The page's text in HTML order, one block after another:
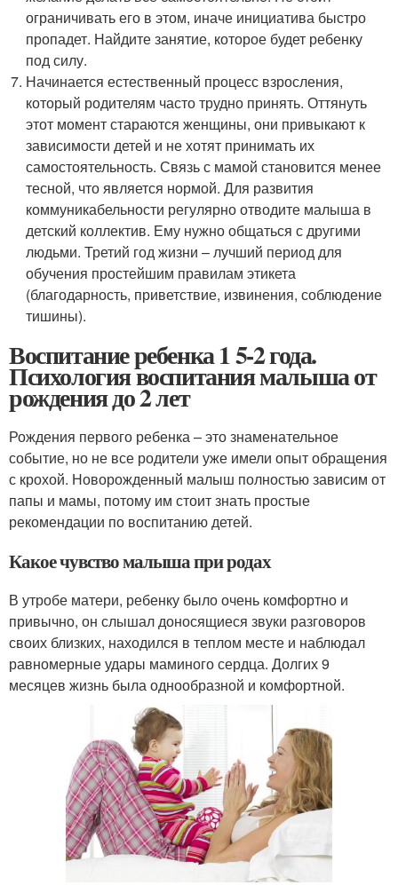
ограничивать его в этом, иначе инициатива быстро
пропадет. Найдите занятие, которое будет ребенку
под силу.
Начинается естественный процесс взросления,
который родителям часто трудно принять. Оттянуть
этот момент стараются женщины, они привыкают к
зависимости детей и не хотят принимать их
самостоятельность. Связь с мамой становится менее
тесной, что является нормой. Для развития
коммуникабельности регулярно отводите малыша в
детский коллектив. Ему нужно общаться с другими
людьми. Третий год жизни – лучший период для
обучения простейшим правилам этикета
(благодарность, приветствие, извинения, соблюдение
тишины).
Воспитание ребенка 1 5-2 года.
Психология воспитания малыша от
рождения до 2 лет
Рождения первого ребенка – это знаменательное
событие, но не все родители уже имели опыт обращения
с крохой. Новорожденный малыш полностью зависим от
папы и мамы, потому им стоит знать простые
рекомендации по воспитанию детей.
Какое чувство малыша при родах
В утробе матери, ребенку было очень комфортно и
привычно, он слышал доносящиеся звуки разговоров
своих близких, находился в теплом месте и наблюдал
равномерные удары маминого сердца. Долгих 9
месяцев жизнь была однообразной и комфортной.